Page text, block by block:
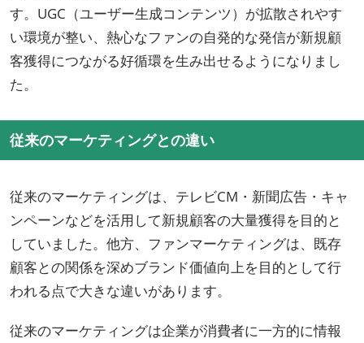
す。UGC（ユーザー生成コンテンツ）が拡散されやす
い環境が整い、熱心なファンの自発的な発信が新規顧
客獲得につながる好循環を生み出せるようになりまし
た。
従来のマーケティングとの違い
従来のマーケティングは、テレビCM・新聞広告・キャ
ンペーンなどを活用して新規顧客の大量獲得を目的と
していました。他方、ファンマーケティングは、既存
顧客との関係を深めブランド価値向上を目的として行
われる点で大きな違いがあります。
従来のマーケティングは企業が消費者に一方的に情報